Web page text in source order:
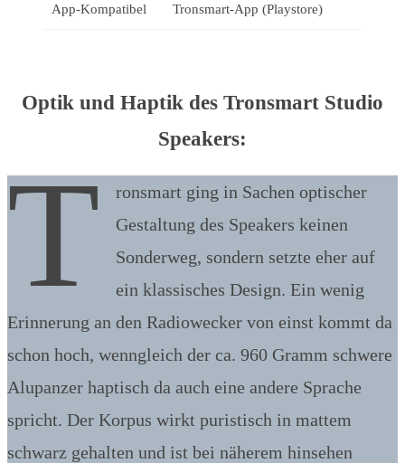
App-Kompatibel Tronsmart-App (Playstore)
Optik und Haptik des Tronsmart Studio
Speakers:
T
ronsmart ging in Sachen optischer
Gestaltung des Speakers keinen
Sonderweg, sondern setzte eher auf
ein klassisches Design. Ein wenig
Erinnerung an den Radiowecker von einst kommt da
schon hoch, wenngleich der ca. 960 Gramm schwere
Alupanzer haptisch da auch eine andere Sprache
spricht. Der Korpus wirkt puristisch in mattem
schwarz gehalten und ist bei näherem hinsehen